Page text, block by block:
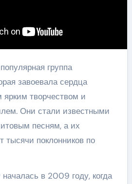
группа
завоевала сердца
ярким творчеством и
Они стали известными
песням, а их
тысячи поклонников по
началась в 2009 году, когда